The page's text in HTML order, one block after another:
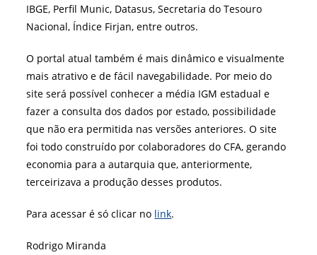
IBGE, Perfil Munic, Datasus, Secretaria do Tesouro
Nacional, Índice Firjan, entre outros.
O portal atual também é mais dinâmico e visualmente
mais atrativo e de fácil navegabilidade. Por meio do
site será possível conhecer a média IGM estadual e
fazer a consulta dos dados por estado, possibilidade
que não era permitida nas versões anteriores. O site
foi todo construído por colaboradores do CFA, gerando
economia para a autarquia que, anteriormente,
terceirizava a produção desses produtos.
Para acessar é só clicar no link.
Rodrigo Miranda